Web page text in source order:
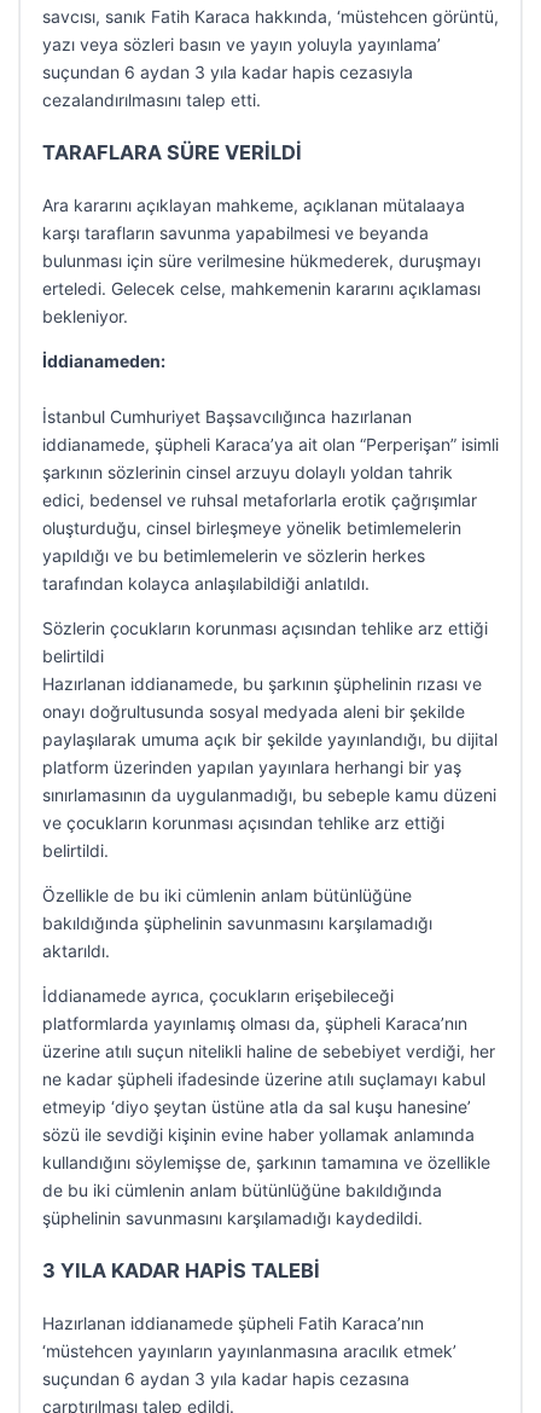
savcısı, sanık Fatih Karaca hakkında, ‘müstehcen görüntü,
yazı veya sözleri basın ve yayın yoluyla yayınlama’
suçundan 6 aydan 3 yıla kadar hapis cezasıyla
cezalandırılmasını talep etti.
TARAFLARA SÜRE VERİLDİ
Ara kararını açıklayan mahkeme, açıklanan mütalaaya
karşı tarafların savunma yapabilmesi ve beyanda
bulunması için süre verilmesine hükmederek, duruşmayı
erteledi. Gelecek celse, mahkemenin kararını açıklaması
bekleniyor.
İddianameden:
İstanbul Cumhuriyet Başsavcılığınca hazırlanan
iddianamede, şüpheli Karaca’ya ait olan “Perperişan” isimli
şarkının sözlerinin cinsel arzuyu dolaylı yoldan tahrik
edici, bedensel ve ruhsal metaforlarla erotik çağrışımlar
oluşturduğu, cinsel birleşmeye yönelik betimlemelerin
yapıldığı ve bu betimlemelerin ve sözlerin herkes
tarafından kolayca anlaşılabildiği anlatıldı.
Sözlerin çocukların korunması açısından tehlike arz ettiği
belirtildi
Hazırlanan iddianamede, bu şarkının şüphelinin rızası ve
onayı doğrultusunda sosyal medyada aleni bir şekilde
paylaşılarak umuma açık bir şekilde yayınlandığı, bu dijital
platform üzerinden yapılan yayınlara herhangi bir yaş
sınırlamasının da uygulanmadığı, bu sebeple kamu düzeni
ve çocukların korunması açısından tehlike arz ettiği
belirtildi.
Özellikle de bu iki cümlenin anlam bütünlüğüne
bakıldığında şüphelinin savunmasını karşılamadığı
aktarıldı.
İddianamede ayrıca, çocukların erişebileceği
platformlarda yayınlamış olması da, şüpheli Karaca’nın
üzerine atılı suçun nitelikli haline de sebebiyet verdiği, her
ne kadar şüpheli ifadesinde üzerine atılı suçlamayı kabul
etmeyip ‘diyo şeytan üstüne atla da sal kuşu hanesine’
sözü ile sevdiği kişinin evine haber yollamak anlamında
kullandığını söylemişse de, şarkının tamamına ve özellikle
de bu iki cümlenin anlam bütünlüğüne bakıldığında
şüphelinin savunmasını karşılamadığı kaydedildi.
3 YILA KADAR HAPİS TALEBİ
Hazırlanan iddianamede şüpheli Fatih Karaca’nın
‘müstehcen yayınların yayınlanmasına aracılık etmek’
suçundan 6 aydan 3 yıla kadar hapis cezasına
çarptırılması talep edildi.